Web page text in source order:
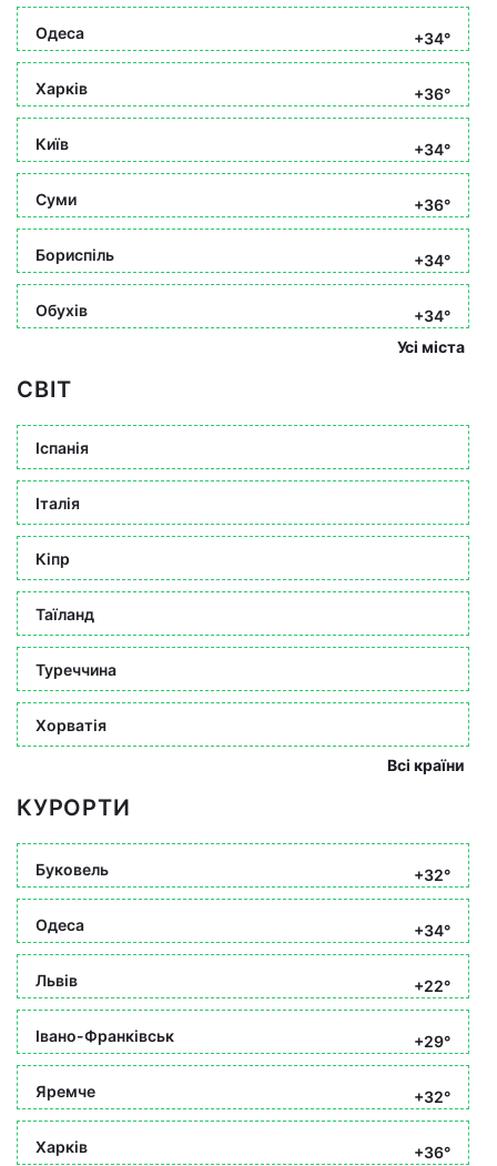
Одеса +34°
Харків +36°
Київ +34°
Суми +36°
Бориспіль +34°
Обухів
+34°
Усі міста
СВІТ
Іспанія
Італія
Кіпр
Таїланд
Туреччина
Хорватія
Всі країни
КУРОРТИ
Буковель +32°
Одеса +34°
Львів +22°
Івано-Франківськ +29°
Яремче +32°
Харків
+36°